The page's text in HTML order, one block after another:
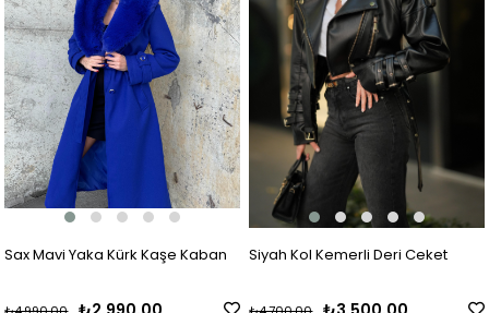
Sax Mavi Yaka Kürk Kaşe Kaban Siyah Kol Kemerli Deri Ceket